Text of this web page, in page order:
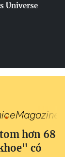
Universe
eMagazine
hơn 68
có